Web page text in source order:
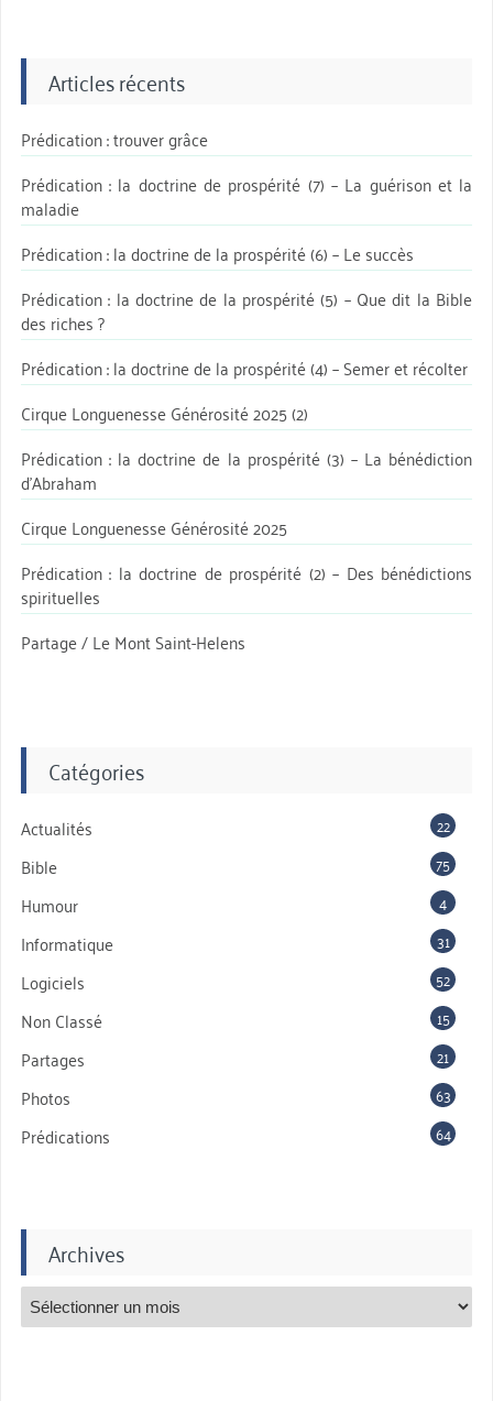
Articles récents
Prédication : trouver grâce
Prédication : la doctrine de prospérité (7) – La guérison et la
maladie
Prédication : la doctrine de la prospérité (6) – Le succès
Prédication : la doctrine de la prospérité (5) – Que dit la Bible
des riches ?
Prédication : la doctrine de la prospérité (4) – Semer et récolter
Cirque Longuenesse Générosité 2025 (2)
Prédication : la doctrine de la prospérité (3) – La bénédiction
d’Abraham
Cirque Longuenesse Générosité 2025
Prédication : la doctrine de prospérité (2) – Des bénédictions
spirituelles
Partage / Le Mont Saint-Helens
Catégories
Actualités 22
Bible 75
Humour 4
Informatique 31
Logiciels 52
Non Classé 15
Partages 21
Photos 63
Prédications 64
Archives